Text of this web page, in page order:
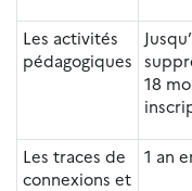
Les activités
pédagogiques
18
Les traces de
connexions et
1 an